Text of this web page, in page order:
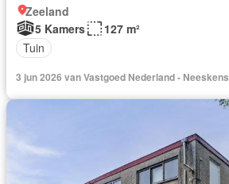
Zeeland
5 Kamers
127 m²
Tuin
3 jun 2026 van Vastgoed Nederland -